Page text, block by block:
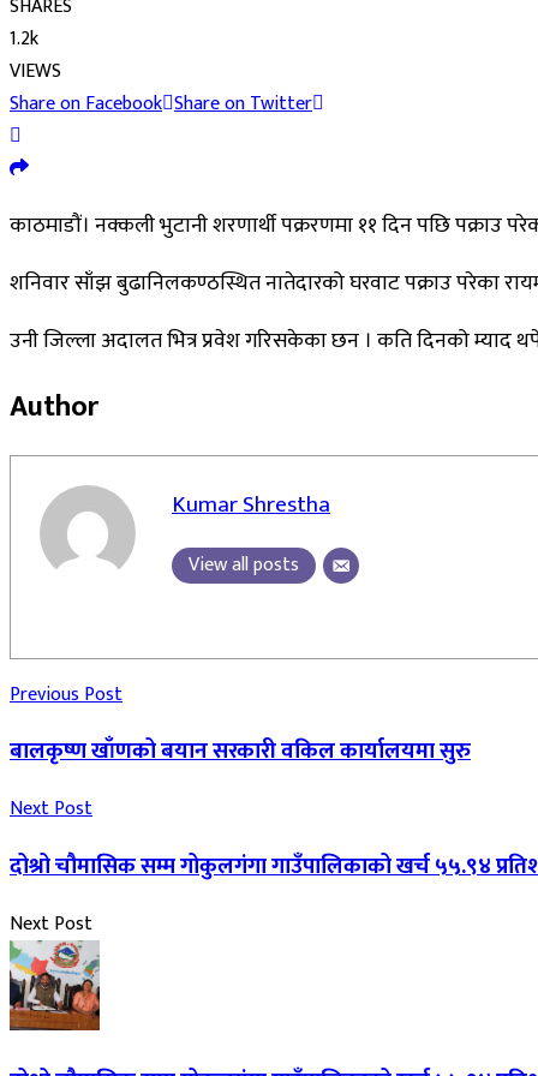
1.2k
VIEWS
Share on Facebook Share on Twitter
काठमाडौं। नक्कली भुटानी शरणार्थी पक्ररणमा ११ दिन पछि पक्राउ
शनिवार साँझ बुढानिलकण्ठस्थित नातेदारको घरवाट पक्राउ परेका
उनी जिल्ला अदालत भित्र प्रवेश गरिसकेका छन । कति दिनको
Author
Kumar Shrestha
View all posts
Previous Post
बालकृष्ण खाँणको बयान सरकारी वकिल कार्यालयमा सुरु
Next Post
दोश्रो चौमासिक सम्म गोकुलगंगा गाउँपालिकाको खर्च ५५.९४
Next Post